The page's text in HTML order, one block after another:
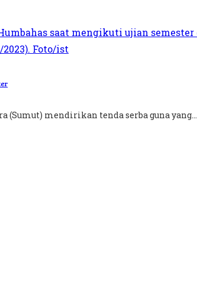
(Sumut) mendirikan tenda serba guna yang...